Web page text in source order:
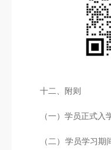
十二、附则
（一）学员正式入
（二）学员学习